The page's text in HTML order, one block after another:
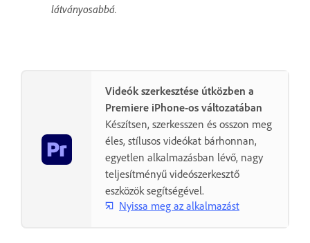
látványosabbá.
Videók szerkesztése útközben a
Premiere iPhone-os változatában
Készítsen, szerkesszen és osszon meg
éles, stílusos videókat bárhonnan,
egyetlen alkalmazásban lévő, nagy
teljesítményű videószerkesztő
eszközök segítségével.
Nyissa meg az alkalmazást